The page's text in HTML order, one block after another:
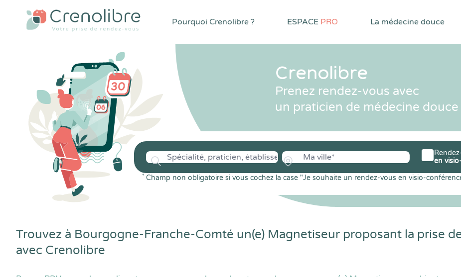
Pourquoi Crenolibre ? ESPACE PRO La médecine douce
Crenolibre
Prenez rendez-vous avec
un praticien de médecine douce
* Champ non obligatoire si vous cochez la case "Je souhaite un rendez-vous en visio-
en
Trouvez à Bourgogne-Franche-Comté un(e) Magnetiseur proposant la prise
avec Crenolibre